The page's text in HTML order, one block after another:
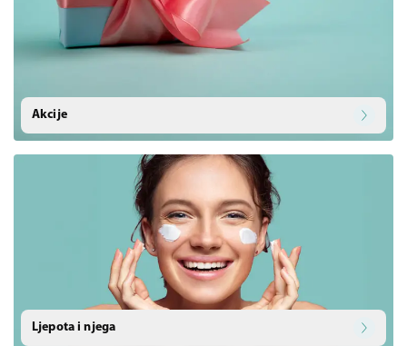
Akcije
Ljepota i njega